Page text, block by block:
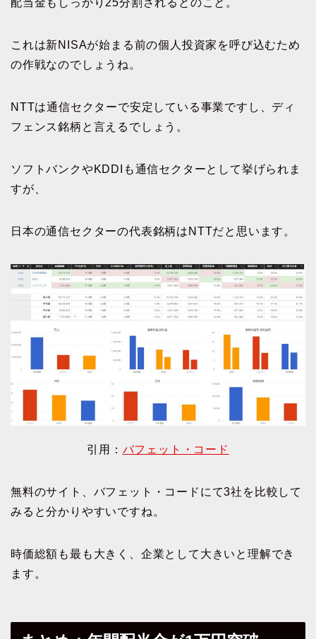
配当金もしっかり25分割されるとのこと。
これは新NISAが始まる前の個人投資家を呼び込むため
の作戦なのでしょうね。
NTTは通信セクターで安定している事業ですし、ディ
フェンス銘柄と言えるでしょう。
ソフトバンクやKDDIも通信セクターとして挙げられま
すが、
日本の通信セクターの代表銘柄はNTTだと思います。
引用： バフェット・コード
無料のサイト、バフェット・コードにて3社を比較して
みると分かりやすいですね。
時価総額も最も大きく、企業として大きいと理解でき
ます。